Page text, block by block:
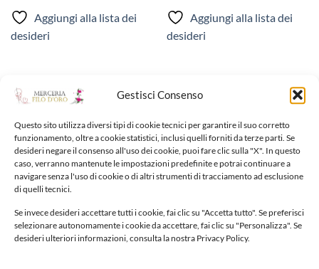
Gestisci Consenso
Questo sito utilizza diversi tipi di cookie tecnici per garantire il suo corretto
funzionamento, oltre a cookie statistici, inclusi quelli forniti da terze parti. Se
desideri negare il consenso all'uso dei cookie, puoi fare clic sulla "X". In questo
caso, verranno mantenute le impostazioni predefinite e potrai continuare a
navigare senza l'uso di cookie o di altri strumenti di tracciamento ad esclusione
di quelli tecnici.
Se invece desideri accettare tutti i cookie, fai clic su "Accetta tutto". Se preferisci
selezionare autonomamente i cookie da accettare, fai clic su "Personalizza". Se
desideri ulteriori informazioni, consulta la nostra Privacy Policy.
Aggiungi alla lista dei
desideri
Aggiungi alla lista dei
desideri
NUOVI ARRIVI
Fiocco nascita
Fiocco nascita